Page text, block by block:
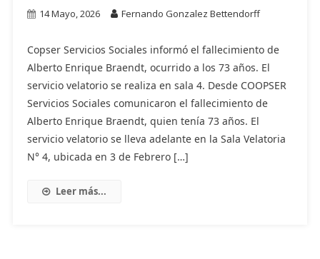
14 Mayo, 2026 Fernando Gonzalez Bettendorff
Copser Servicios Sociales informó el fallecimiento de
Alberto Enrique Braendt, ocurrido a los 73 años. El
servicio velatorio se realiza en sala 4. Desde COOPSER
Servicios Sociales comunicaron el fallecimiento de
Alberto Enrique Braendt, quien tenía 73 años. El
servicio velatorio se lleva adelante en la Sala Velatoria
N° 4, ubicada en 3 de Febrero […]
Leer más...